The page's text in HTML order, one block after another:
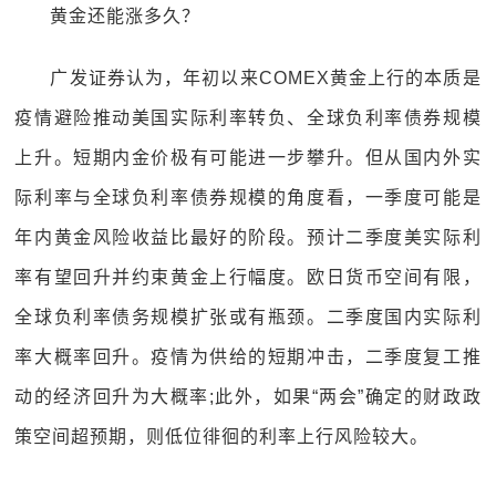
黄金还能涨多久？
广发证券认为，年初以来COMEX黄金上行的本质是
疫情避险推动美国实际利率转负、全球负利率债券规模
上升。短期内金价极有可能进一步攀升。但从国内外实
际利率与全球负利率债券规模的角度看，一季度可能是
年内黄金风险收益比最好的阶段。预计二季度美实际利
率有望回升并约束黄金上行幅度。欧日货币空间有限，
全球负利率债务规模扩张或有瓶颈。二季度国内实际利
率大概率回升。疫情为供给的短期冲击，二季度复工推
动的经济回升为大概率;此外，如果“两会”确定的财政政
策空间超预期，则低位徘徊的利率上行风险较大。